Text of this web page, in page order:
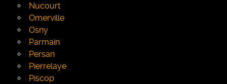
Nucourt
Omerville
Osny
Parmain
Persan
Pierrelaye
Piscop